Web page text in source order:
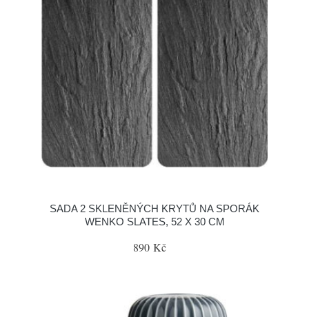
SADA 2 SKLENĚNÝCH KRYTŮ NA SPORÁK
WENKO SLATES, 52 X 30 CM
890 Kč